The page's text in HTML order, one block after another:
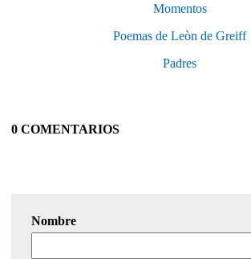
Momentos
Poemas de Leòn de Greiff
Padres
0 COMENTARIOS
Nombre